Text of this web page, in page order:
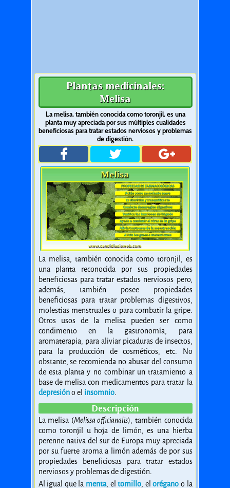
Plantas medicinales:
Melisa
La melisa, también conocida como toronjil, es una
planta muy apreciada por sus múltiples cualidades
beneficiosas para tratar estados nerviosos y problemas
de digestión.
La melisa, también conocida como toronjil, es
una planta reconocida por sus propiedades
beneficiosas para tratar estados nerviosos pero,
además, también posee propiedades
beneficiosas para tratar problemas digestivos,
molestias menstruales o para combatir la gripe.
Otros usos de la melisa pueden ser como
condimento en la gastronomía, para
aromaterapia, para aliviar picaduras de insectos,
para la producción de cosméticos, etc. No
obstante, se recomienda no abusar del consumo
de esta planta y no combinar un tratamiento a
base de melisa con medicamentos para tratar la
depresióno el insomnio.
Descripción
La melisa (Melissa officianalis), también conocida
como toronjil u hoja de limón, es una hierba
perenne nativa del sur de Europa muy apreciada
por su fuerte aroma a limón además de por sus
propiedades beneficiosas para tratar estados
nerviosos y problemas de digestión.
Al igual que la menta, eltomillo, elorégano o la